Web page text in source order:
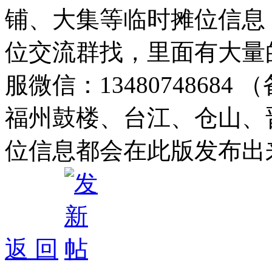
铺、大集等临时摊位信
位交流群找，里面有大
服微信：13480748684
福州鼓楼、台江、仓山
位信息都会在此版发布出
返 回